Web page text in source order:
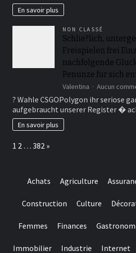
En savoir plus
NON CLASSÉ
Schlie?lich,
Freispielen frei
nachfolgende
Penunze fur sich
Valentina Aucun
? Wahle CSGOPolygon ihr seriose
aufgebraucht unserer Register �
En savoir plus
Page:
1 2 … 382 Next
»
Achats Agriculture
Construction Culture
Femmes Finances
Immobilier Industrie Internet